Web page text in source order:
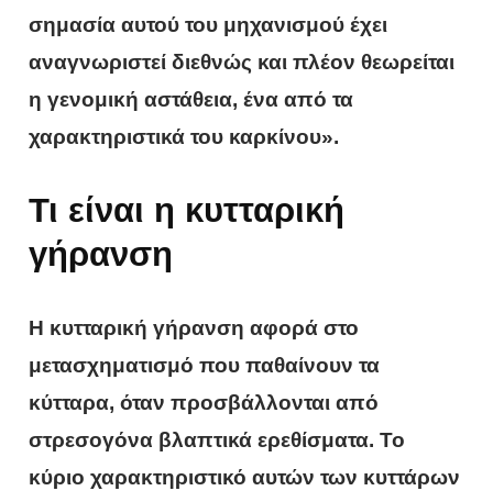
σημασία αυτού του μηχανισμού έχει
αναγνωριστεί διεθνώς και πλέον θεωρείται
η γενομική αστάθεια, ένα από τα
χαρακτηριστικά του καρκίνου».
Τι είναι η κυτταρική
γήρανση
Η κυτταρική γήρανση αφορά στο
μετασχηματισμό που παθαίνουν τα
κύτταρα, όταν προσβάλλονται από
στρεσογόνα βλαπτικά ερεθίσματα. Το
κύριο χαρακτηριστικό αυτών των κυττάρων